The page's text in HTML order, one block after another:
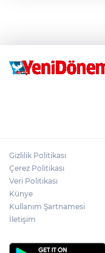
Gizlilik Politikası
Çerez Politikası
Veri Politikası
Künye
Kullanım Şartnamesi
İletişim